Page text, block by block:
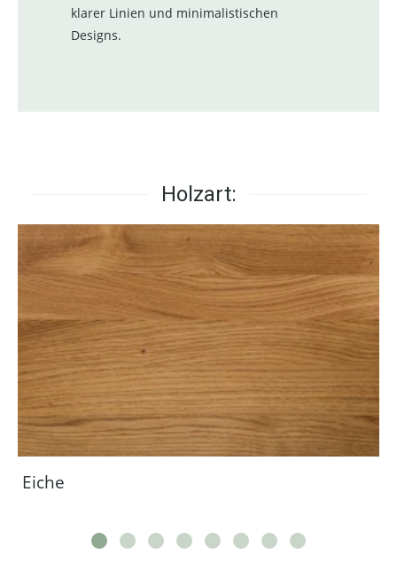
klarer Linien und minimalistischen
Designs.
Holzart:
Eiche